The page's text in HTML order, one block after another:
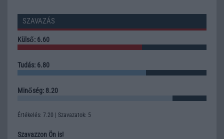
SZAVAZÁS
Külső: 6.60
Tudás: 6.80
Minőség: 8.20
Értékelés: 7.20 | Szavazatok: 5
Szavazzon Ön is!